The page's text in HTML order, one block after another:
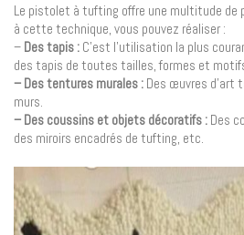
Le pistolet à tufting offre une multitude de
à cette technique, vous pouvez réaliser :
– Destapis : C’est l’utilisation la plus
des tapis de toutes tailles, formes et
– Des tentures murales : Des œuvres d’art
murs.
– Des coussins et objets décoratifs : Des
des miroirs encadrés de tufting, etc.